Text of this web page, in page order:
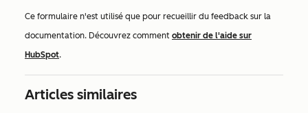
Ce formulaire n'est utilisé que pour recueillir du feedback sur la
documentation. Découvrez comment obtenir de l'aide sur
HubSpot.
Articles similaires